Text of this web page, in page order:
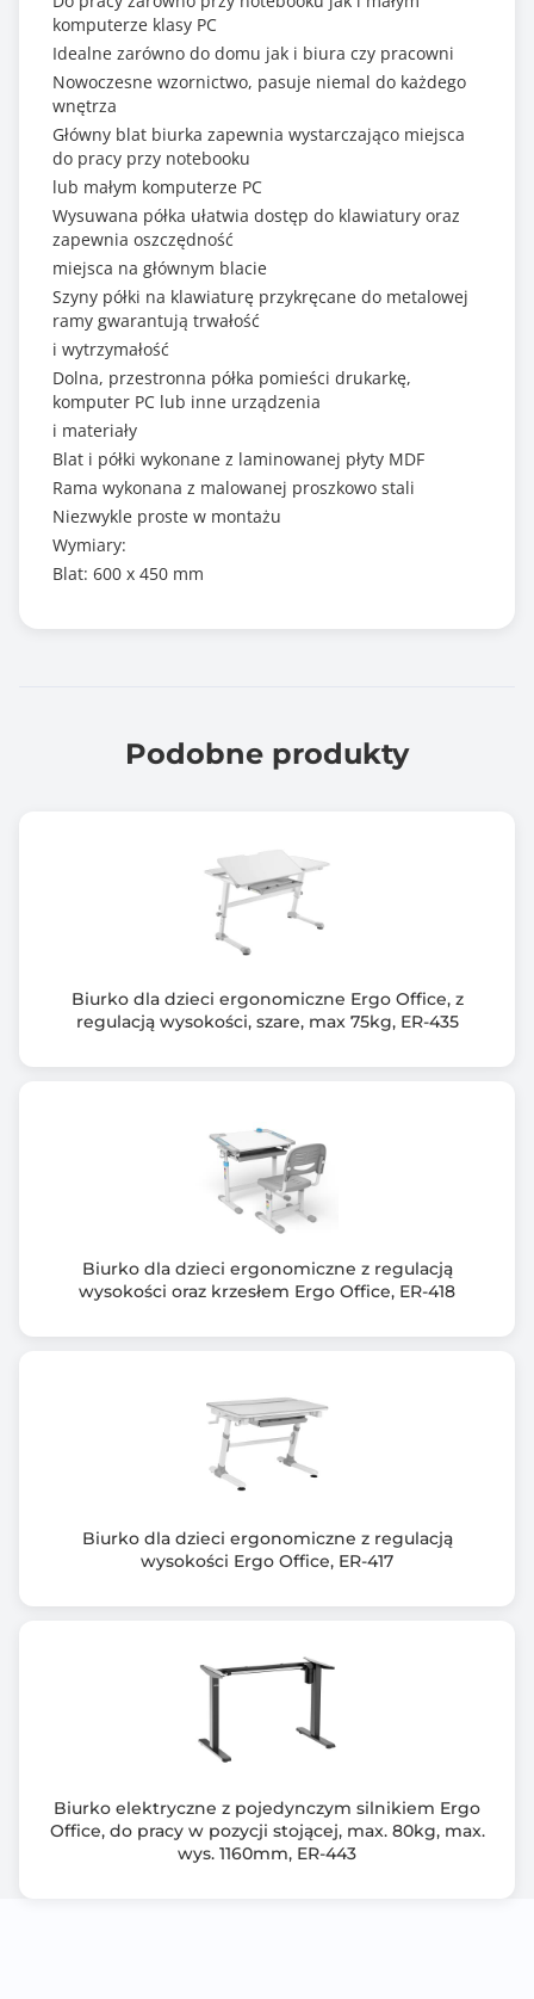
komputerze klasy PC
Idealne zarówno do domu jak i biura czy pracowni
Nowoczesne wzornictwo, pasuje niemal do każdego
wnętrza
Główny blat biurka zapewnia wystarczająco miejsca
do pracy przy notebooku
lub małym komputerze PC
Wysuwana półka ułatwia dostęp do klawiatury oraz
zapewnia oszczędność
miejsca na głównym blacie
Szyny półki na klawiaturę przykręcane do metalowej
ramy gwarantują trwałość
i wytrzymałość
Dolna, przestronna półka pomieści drukarkę,
komputer PC lub inne urządzenia
i materiały
Blat i półki wykonane z laminowanej płyty MDF
Rama wykonana z malowanej proszkowo stali
Niezwykle proste w montażu
Wymiary:
Blat: 600 x 450 mm
Podobne produkty
Biurko dla dzieci ergonomiczne Ergo Office, z
regulacją wysokości, szare, max 75kg, ER-435
Biurko dla dzieci ergonomiczne z regulacją
wysokości oraz krzesłem Ergo Office, ER-418
Biurko dla dzieci ergonomiczne z regulacją
wysokości Ergo Office, ER-417
Biurko elektryczne z pojedynczym silnikiem Ergo
Office, do pracy w pozycji stojącej, max. 80kg, max.
wys. 1160mm, ER-443